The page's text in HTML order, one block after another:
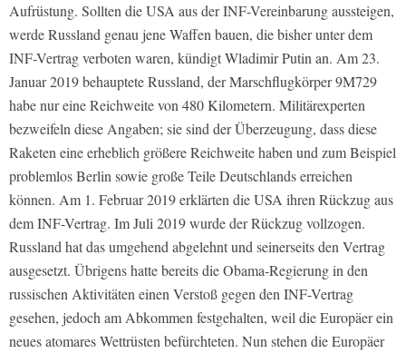
Aufrüstung. Sollten die USA aus der INF-Vereinbarung aussteigen,
werde Russland genau jene Waffen bauen, die bisher unter dem
INF-Vertrag verboten waren, kündigt Wladimir Putin an. Am 23.
Januar 2019 behauptete Russland, der Marschflugkörper 9M729
habe nur eine Reichweite von 480 Kilometern. Militärexperten
bezweifeln diese Angaben; sie sind der Überzeugung, dass diese
Raketen eine erheblich größere Reichweite haben und zum Beispiel
problemlos Berlin sowie große Teile Deutschlands erreichen
können. Am 1. Februar 2019 erklärten die USA ihren Rückzug aus
dem INF-Vertrag. Im Juli 2019 wurde der Rückzug vollzogen.
Russland hat das umgehend abgelehnt und seinerseits den Vertrag
ausgesetzt. Übrigens hatte bereits die Obama-Regierung in den
russischen Aktivitäten einen Verstoß gegen den INF-Vertrag
gesehen, jedoch am Abkommen festgehalten, weil die Europäer ein
neues atomares Wettrüsten befürchteten. Nun stehen die Europäer